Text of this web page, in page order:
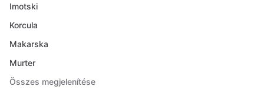
Imotski
Korcula
Makarska
Murter
Összes megjelenítése